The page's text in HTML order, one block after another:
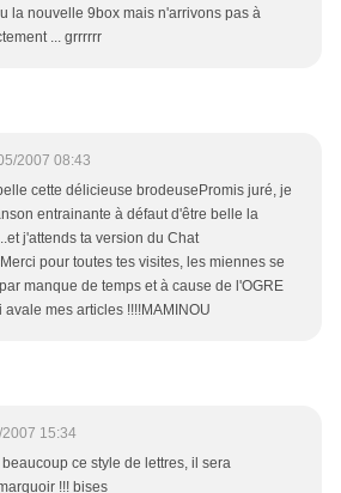
la nouvelle 9box mais n'arrivons pas à
... grrrrrr
2007 08:43
cette délicieuse brodeusePromis juré, je
entrainante à défaut d'être belle la
j'attends ta version du Chat
pour toutes tes visites, les miennes se
manque de temps et à cause de l'OGRE
avale mes articles !!!!MAMINOU
15:34
ce style de lettres, il sera
!!! bises